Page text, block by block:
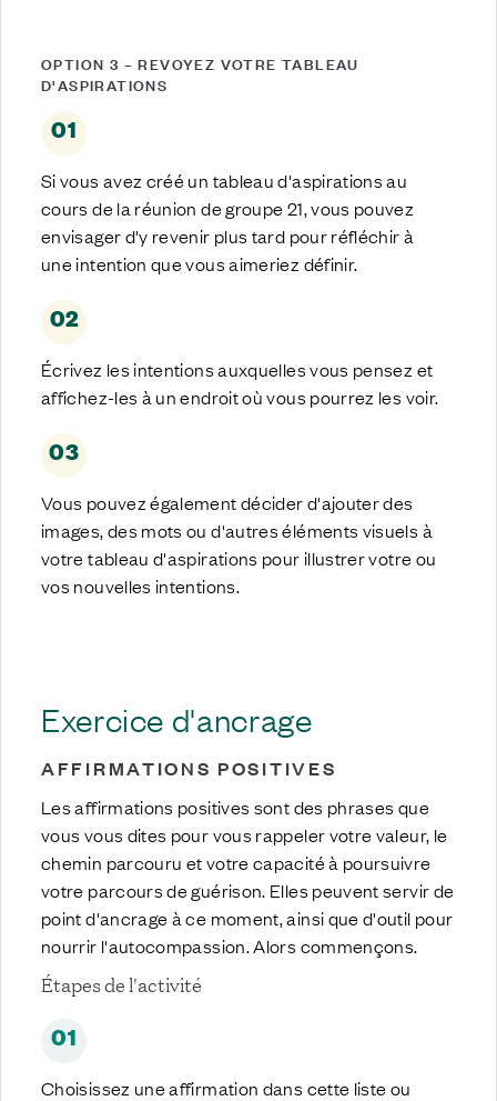
OPTION 3 – REVOYEZ VOTRE TABLEAU
D'ASPIRATIONS
01
Si vous avez créé un tableau d'aspirations au
cours de la réunion de groupe 21, vous pouvez
envisager d'y revenir plus tard pour réfléchir à
une intention que vous aimeriez définir.
02
Écrivez les intentions auxquelles vous pensez et
affichez-les à un endroit où vous pourrez les voir.
03
Vous pouvez également décider d'ajouter des
images, des mots ou d'autres éléments visuels à
votre tableau d'aspirations pour illustrer votre ou
vos nouvelles intentions.
Exercice d'ancrage
AFFIRMATIONS POSITIVES
Les affirmations positives sont des phrases que
vous vous dites pour vous rappeler votre valeur, le
chemin parcouru et votre capacité à poursuivre
votre parcours de guérison. Elles peuvent servir de
point d'ancrage à ce moment, ainsi que d'outil pour
nourrir l'autocompassion. Alors commençons.
Étapes de l'activité
01
Choisissez une affirmation dans cette liste ou